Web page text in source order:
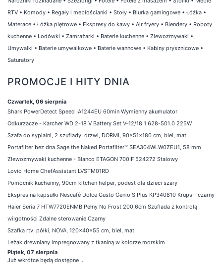
RTV • Komody • Regały i meblościanki • Stoły • Biurka gamingowe • Łóżka •
Materace • Łóżka piętrowe • Ekspresy do kawy • Air fryery • Blendery • Roboty
kuchenne • Lodówki • Zamrażarki • Baterie kuchenne • Zlewozmywaki •
Umywalki • Baterie umywalkowe • Baterie wannowe • Kabiny prysznicowe •
Saturatory
PROMOCJE I HITY DNIA
Czwartek, 06 sierpnia
Shark PowerDetect Speed IA1244EU 60min Wymienny akumulator
Odkurzacze - Karcher WD 2-18 V Battery Set V-12/18 1.628-501.0 225W
Szafa do sypialni, 2 szuflady, drzwi, DORMI, 90x51x180 cm, biel, mat
Portafilter bez dna Sage the Naked Portafilter™ SEA304WLW0ZEU1, 58 mm
Zlewozmywaki kuchenne - Blanco ETAGON 700IF 524272 Stalowy
Lovio Home ChefAssistant LVSTM01RD
Pomocnik kuchenny, 90cm kitchen helper, podest dla dzieci szary
Ekspres na kapsułki Nescafé Dolce Gusto Genio S Plus KP340810 Krups - czarny
Haier Seria 7 HTW7720ENMB Pełny No Frost 200,6cm Szuflada z kontrolą
wilgotności Zdalne sterowanie Czarny
Szafka rtv, półki, NOVA, 120x40x55 cm, biel, mat
Leżak drewniany impregnowany z tkaniną w kolorze morskim
Piątek, 07 sierpnia
Już wkrótce będą dostępne ...